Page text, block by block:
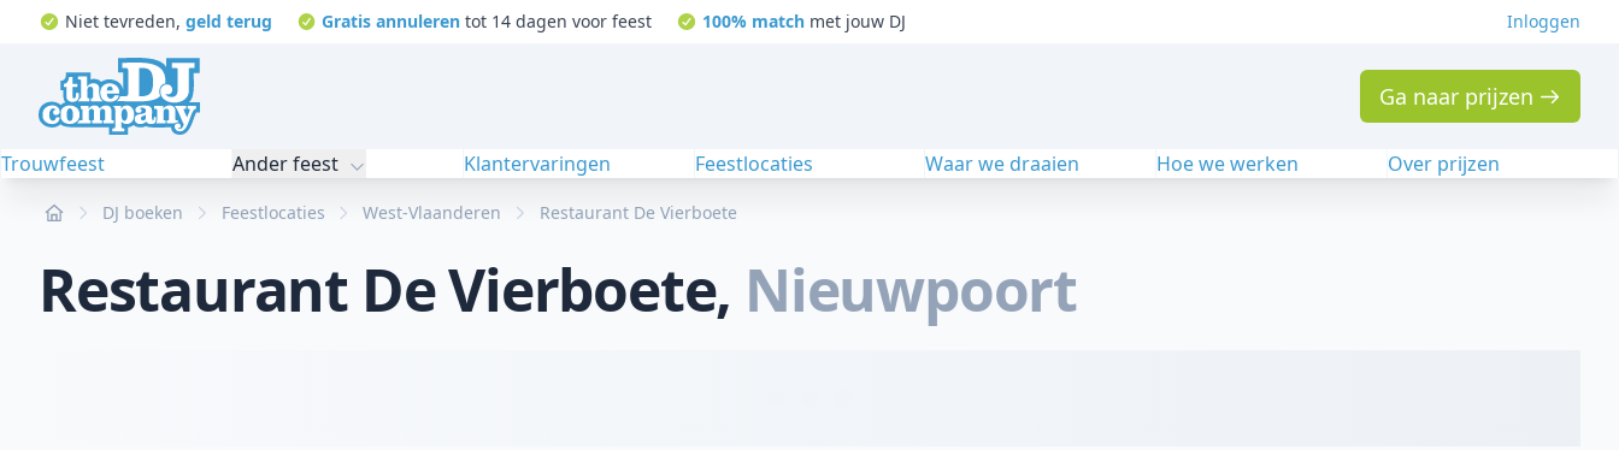
Niet tevreden, geld terug Gratis annuleren tot 14 dagen voor feest 100% matchmet jouw DJ Inloggen
Ga naar prijzen
Trouwfeest Ander feest Klantervaringen Feestlocaties Waar we draaien Hoe we werken Over prijzen
Home DJ boeken Feestlocaties West-Vlaanderen Restaurant De Vierboete
Restaurant De Vierboete, Nieuwpoort